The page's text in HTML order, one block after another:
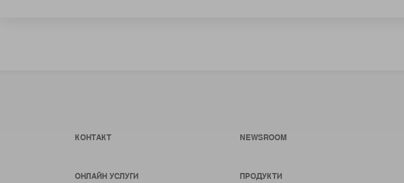
КОНТАКТ NEWSROOM
ОНЛАЙН УСЛУГИ
ПРОДУКТИ